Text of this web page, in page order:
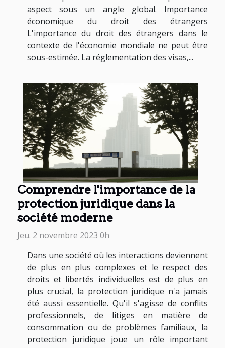
aspect sous un angle global. Importance
économique du droit des étrangers
L'importance du droit des étrangers dans le
contexte de l'économie mondiale ne peut être
sous-estimée. La réglementation des visas,...
Comprendre l'importance de la
protection juridique dans la
société moderne
Jeu. 2 novembre 2023 0h
Dans une société où les interactions deviennent
de plus en plus complexes et le respect des
droits et libertés individuelles est de plus en
plus crucial, la protection juridique n'a jamais
été aussi essentielle. Qu'il s'agisse de conflits
professionnels, de litiges en matière de
consommation ou de problèmes familiaux, la
protection juridique joue un rôle important